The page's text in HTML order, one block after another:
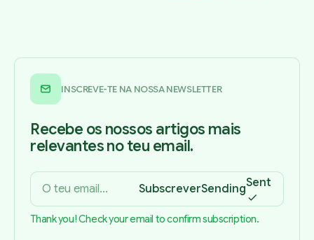
INSCREVE-TE NA NOSSA NEWSLETTER
Recebe os nossos artigos mais
relevantes no teu email.
SubscreverSendingSent
Thank you! Check your email to confirm subscription.